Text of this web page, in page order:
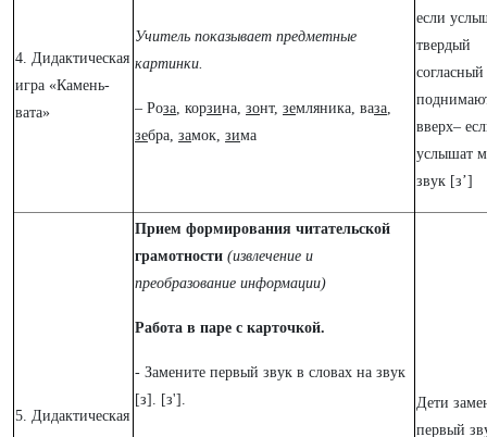
4. Дидактическая
игра «Камень-
вата»
Учитель показывает предметные
картинки.
– Роза, корзина, зонт, земляника, ваза,
зебра, замок, зима
если
твердый
вверх–
услышат
звук [з’]
5. Дидактическая
Прием формирования читательской
грамотности (извлечение и
преобразование информации)
Работа в паре с карточкой.
- Замените первый звук в словах на звук
[з]. [з'].
Дети
первый